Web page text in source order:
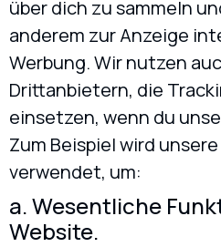
über dich zu sammeln
anderem zur Anzeige
Werbung. Wir nutzen
Drittanbietern, die
einsetzen, wenn du
Zum Beispiel wird
verwendet, um:
a. Wesentliche
Website.